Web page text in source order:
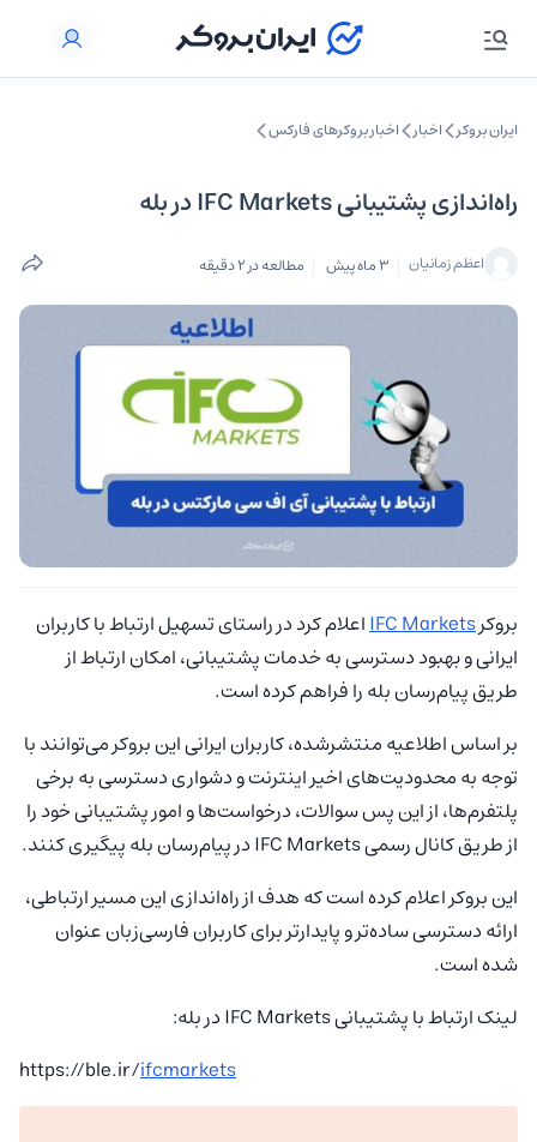
ایران بروکر اخبار اخبار بروکرهای فارکس
راه‌اندازی پشتیبانی IFC Markets در بله
اعظم زمانیان 3 ماه پیش مطالعه در 2 دقیقه
بروکرIFC Marketsاعلام کرد در راستای تسهیل ارتباط با کاربران
ایرانی و بهبود دسترسی به خدمات پشتیبانی، امکان ارتباط از
طریق پیام‌رسان بله را فراهم کرده است.
بر اساس اطلاعیه منتشرشده، کاربران ایرانی این بروکر می‌توانند با
توجه به محدودیت‌های اخیر اینترنت و دشواری دسترسی به برخی
پلتفرم‌ها، از این پس سوالات، درخواست‌ها و امور پشتیبانی خود را
از طریق کانال رسمی IFC Markets در پیام‌رسان بله پیگیری کنند.
این بروکر اعلام کرده است که هدف از راه‌اندازی این مسیر ارتباطی،
ارائه دسترسی ساده‌تر و پایدارتر برای کاربران فارسی‌زبان عنوان
شده است.
لینک ارتباط با پشتیبانی IFC Markets در بله:
https://ble.ir/ifcmarkets